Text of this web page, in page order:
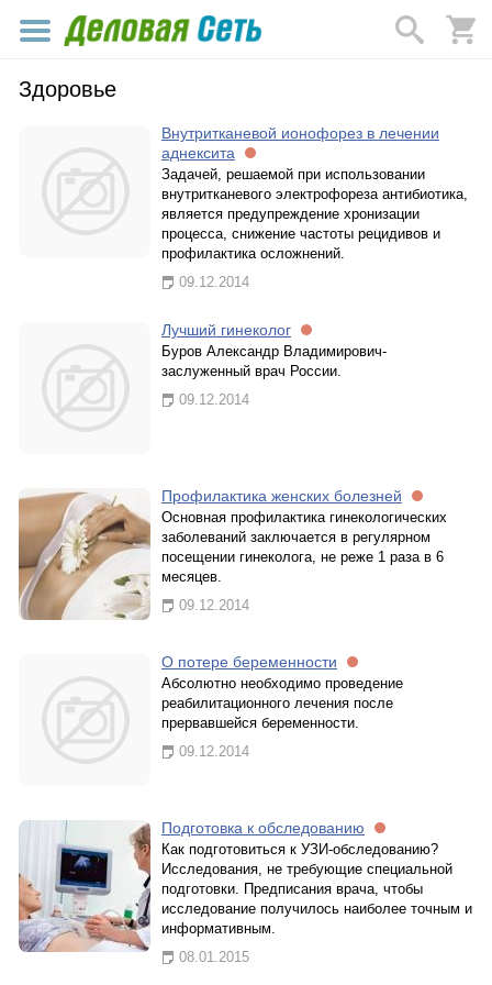
Здоровье
Внутритканевой ионофорез в лечении
аднексита
Задачей, решаемой при использовании
внутритканевого электрофореза антибиотика,
является предупреждение хронизации
процесса, снижение частоты рецидивов и
профилактика осложнений.
09.12.2014
Лучший гинеколог
Буров Александр Владимирович-
заслуженный врач России.
09.12.2014
Профилактика женских болезней
Основная профилактика гинекологических
заболеваний заключается в регулярном
посещении гинеколога, не реже 1 раза в 6
месяцев.
09.12.2014
О потере беременности
Абсолютно необходимо проведение
реабилитационного лечения после
прервавшейся беременности.
09.12.2014
Подготовка к обследованию
Как подготовиться к УЗИ-обследованию?
Исследования, не требующие специальной
подготовки. Предписания врача, чтобы
исследование получилось наиболее точным и
информативным.
08.01.2015